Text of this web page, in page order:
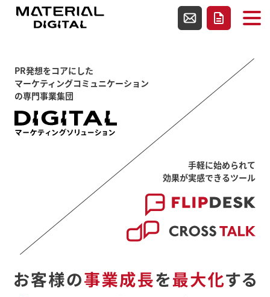
使用テンプレートファイルindex.php
お問い合わせ
資料請求
PR発想をコアにした
マーケティングコミュニケーション
の専門事業集団
手軽に始められて
効果が実感できるツール